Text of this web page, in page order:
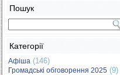
Пошук
Категорії
Афіша (146)
Громадські обговорення 2025 (9)